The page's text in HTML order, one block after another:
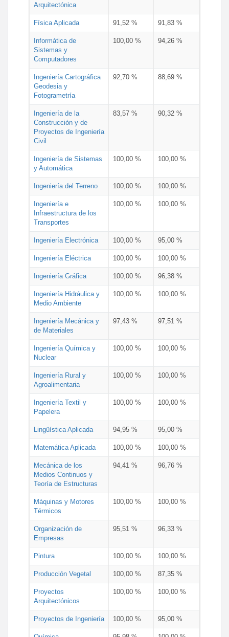
Arquitectónica
Física Aplicada 91,52 % 91,83 %
Informática de
Sistemas y
Computadores
100,00 % 94,26 %
Ingeniería Cartográfica
Geodesia y
Fotogrametría
92,70 % 88,69 %
Ingeniería de la
Construcción y de
Proyectos de Ingeniería
Civil
83,57 % 90,32 %
Ingeniería de Sistemas
y Automática
100,00 % 100,00 %
Ingeniería del Terreno 100,00 % 100,00 %
Ingeniería e
Infraestructura de los
Transportes
100,00 % 100,00 %
Ingeniería Electrónica 100,00 % 95,00 %
Ingeniería Eléctrica 100,00 % 100,00 %
Ingeniería Gráfica 100,00 % 96,38 %
Ingeniería Hidráulica y
Medio Ambiente
100,00 % 100,00 %
Ingeniería Mecánica y
de Materiales
97,43 % 97,51 %
Ingeniería Química y
Nuclear
100,00 % 100,00 %
Ingeniería Rural y
Agroalimentaria
100,00 % 100,00 %
Ingeniería Textil y
Papelera
100,00 % 100,00 %
Lingüística Aplicada 94,95 % 95,00 %
Matemática Aplicada 100,00 % 100,00 %
Mecánica de los
Medios Continuos y
Teoría de Estructuras
94,41 % 96,76 %
Máquinas y Motores
Térmicos
100,00 % 100,00 %
Organización de
Empresas
95,51 % 96,33 %
Pintura 100,00 % 100,00 %
Producción Vegetal 100,00 % 87,35 %
Proyectos
Arquitectónicos
100,00 % 100,00 %
Proyectos de Ingeniería 100,00 % 95,00 %